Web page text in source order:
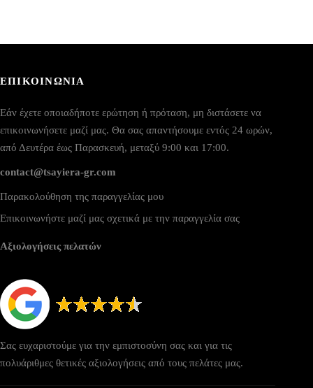
ΕΠΙΚΟΙΝΩΝΙΑ
Εάν έχετε οποιαδήποτε ερώτηση ή πρόταση, μη διστάσετε να
επικοινωνήσετε μαζί μας. Θα σας απαντήσουμε εντός 24 ωρών,
από Δευτέρα έως Παρασκευή, μεταξύ 9:00 και 17:00.
contact@tsayiera-gr.com
Παρακολούθηση της παραγγελίας μου
Επικοινωνήστε μαζί μας σχετικά με την παραγγελία σας
Αξιολογήσεις πελατών
Σας ευχαριστούμε για την εμπιστοσύνη σας και για τις
πολυάριθμες θετικές αξιολογήσεις από τους πελάτες μας.